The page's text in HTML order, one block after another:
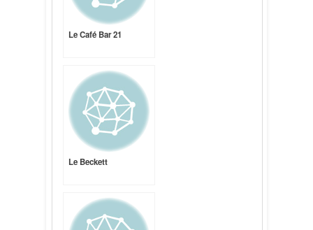
Le Café Bar 21
Le Beckett